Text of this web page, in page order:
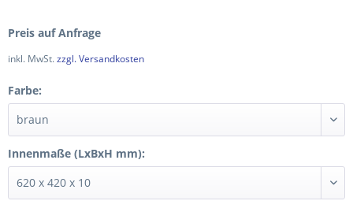
Preis auf Anfrage
inkl. MwSt.zzgl. Versandkosten
Farbe:
Innenmaße (LxBxH mm):